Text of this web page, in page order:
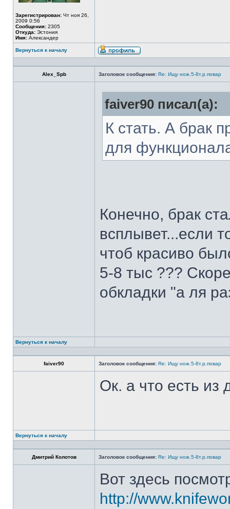
Зарегистрирован: Чт ноя 26,
2009 0:56
Сообщения: 2305
Откуда: Эстония
Имя: Александер
Вернуться к началу
Alex_Spb Заголовок сообщения: Re: Ищу нож.5-8т.р.повар
faiver90 писал(а):
К стать. А брак
для
Конечно, брак
всплывет...если
чтоб красиво
5-8 тыс ???
обкладки "а ля
Вернуться к началу
faiver90 Заголовок сообщения: Re: Ищу нож.5-8т.р.повар
Ок. а что есть из
Вернуться к началу
Дмитрий Колотов Заголовок сообщения: Re: Ищу нож.5-8т.р.повар
Вот здесь
http://